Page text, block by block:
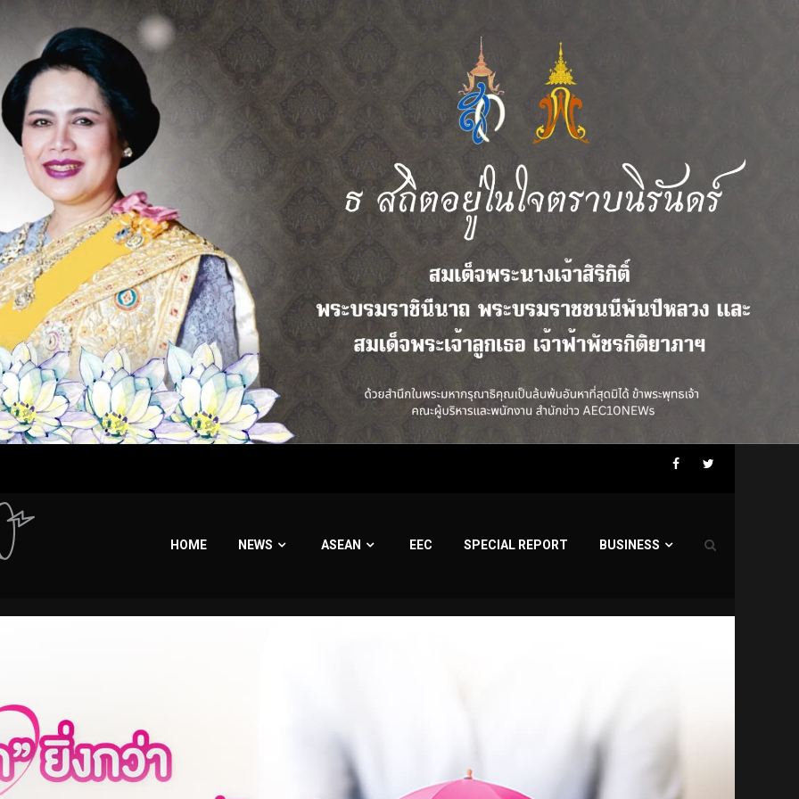
Facebook
Twitter
HOME NEWS ASEAN EEC SPECIAL REPORT BUSINESS